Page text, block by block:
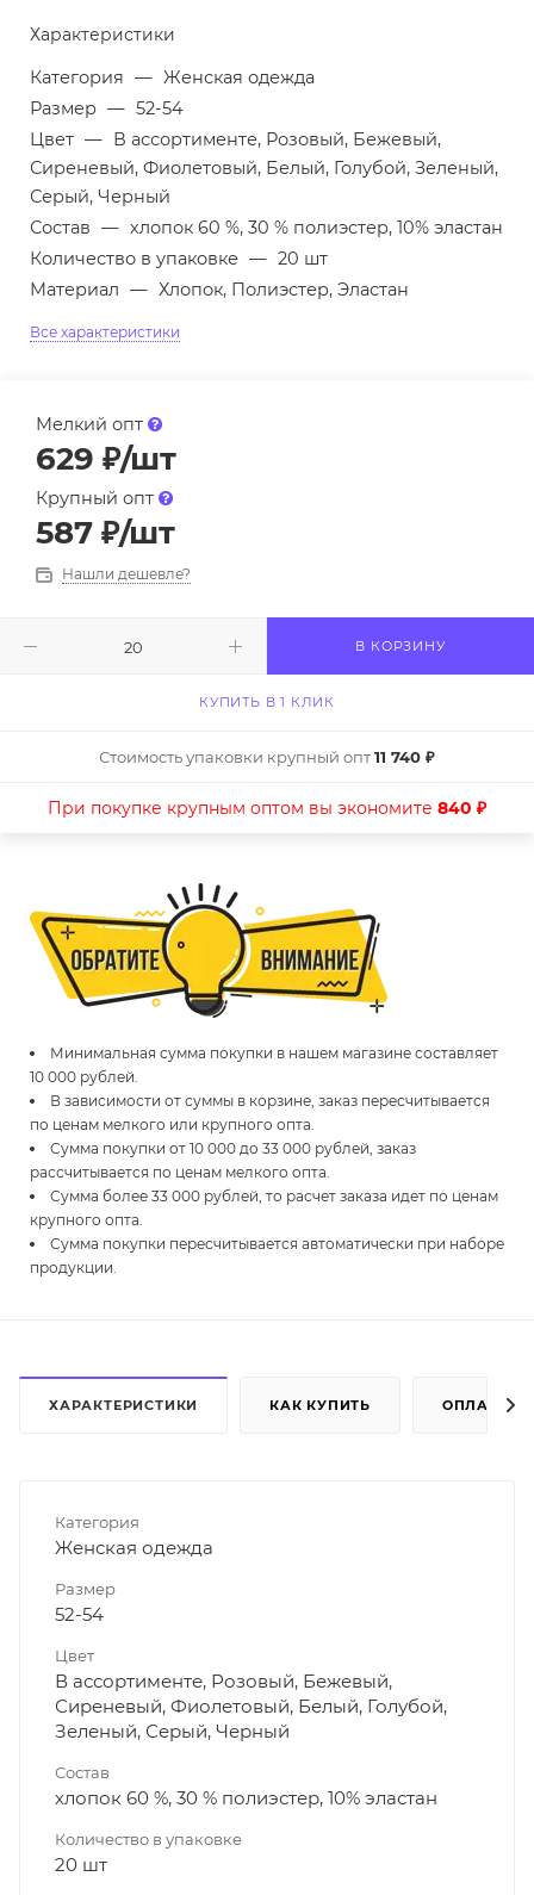
Характеристики
Категория — Женская одежда
Размер — 52-54
Цвет — В ассортименте, Розовый, Бежевый,
Сиреневый, Фиолетовый, Белый, Голубой, Зеленый,
Серый, Черный
Состав — хлопок 60 %, 30 % полиэстер, 10% эластан
Количество в упаковке — 20 шт
Материал — Хлопок, Полиэстер, Эластан
Все характеристики
Мелкий опт
629 ₽/шт
Крупный опт
587 ₽/шт
Нашли дешевле?
В КОРЗИНУ
КУПИТЬ В 1 КЛИК
Стоимость упаковки крупный опт11 740 ₽
При покупке крупным оптом вы экономите 840 ₽
Минимальная сумма покупки в нашем магазине составляет
10 000 рублей.
В зависимости от суммы в корзине, заказ пересчитывается
по ценам мелкого или крупного опта.
Сумма покупки от 10 000 до 33 000 рублей, заказ
рассчитывается по ценам мелкого опта.
Сумма более 33 000 рублей, то расчет заказа идет по ценам
крупного опта.
Сумма покупки пересчитывается автоматически при наборе
продукции.
ХАРАКТЕРИСТИКИ КАК КУПИТЬ ОПЛАТА
Категория
Женская одежда
Размер
52-54
Цвет
В ассортименте, Розовый, Бежевый,
Сиреневый, Фиолетовый, Белый, Голубой,
Зеленый, Серый, Черный
Состав
хлопок 60 %, 30 % полиэстер, 10% эластан
Количество в упаковке
20 шт